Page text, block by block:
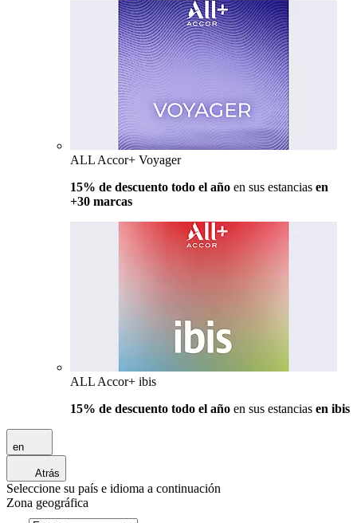
ALL Accor+ Voyager
15% de descuento todo el año en sus estancias en
+30 marcas
ALL Accor+ ibis
15% de descuento todo el año en sus estancias en ibis
en
Atrás
Seleccione su país e idioma a continuación
Zona geográfica